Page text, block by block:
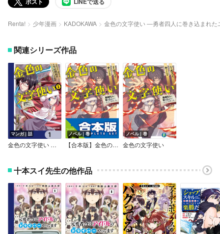
Renta! 少年漫画 KADOKAWA 金色の文字使い ―勇者四人に巻き込まれ
関連シリーズ作品
マンガ｜話
金色の文字使い ―勇者四人に巻き込まれたユニークチート―【分冊版】
ノベル｜巻
【合本版】金色の文字使い ‐勇者四人に巻き込まれたユニークチート‐
ノベル｜巻
金色の文字使い
十本スイ先生の他作品